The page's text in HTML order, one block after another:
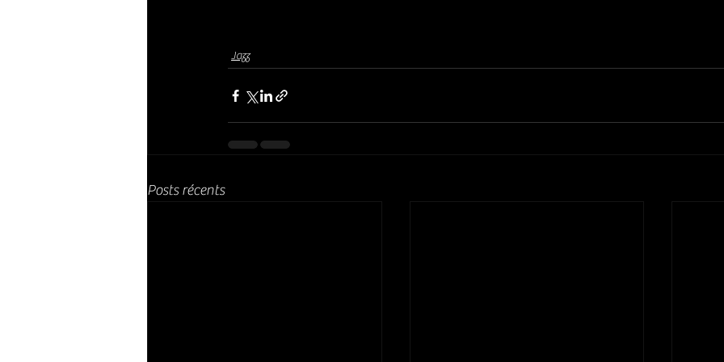
Jazz
Posts récents